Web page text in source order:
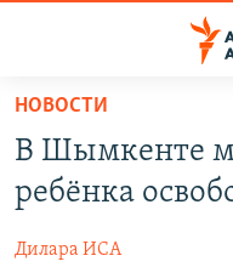
Вернуться
основному
содержанию
Вернутся
КАЗАХСТАН
УЗБЕКИСТАН
НОВОСТИ
ВОЙНА В УКРАИНЕ
НА ДРУГИХ ЯЗЫКАХ
НОВОСТИ
В Шымкенте
ребёнка
Дилара ИСА